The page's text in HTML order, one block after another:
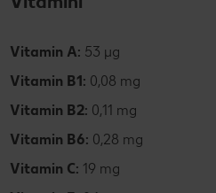
Vitamin A: 53 µg
Vitamin B1: 0,08 mg
Vitamin B2: 0,11 mg
Vitamin B6: 0,28 mg
Vitamin C: 19 mg